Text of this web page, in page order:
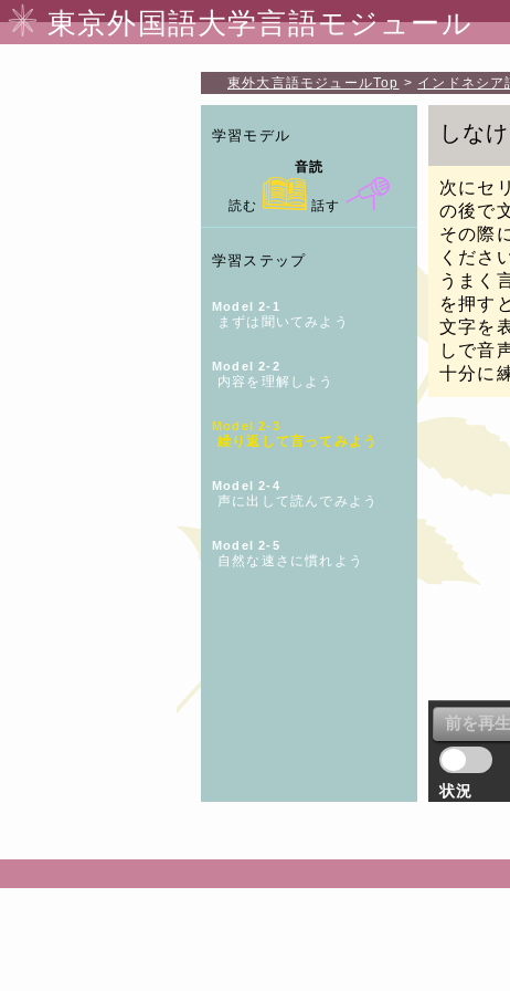
東京外国語大学言語モジュール
東外大言語モジュールTop インドネシア
学習モデル
音読
読む 話す
学習ステップ
Model 2-1
まずは聞いてみよう
Model 2-2
内容を理解しよう
Model 2-3
繰り返して言ってみよう
Model 2-4
声に出して読んでみよう
Model 2-5
自然な速さに慣れよう
しな
次にセ
の後で
その際
くださ
うまく
を押す
文字を
しで音
十分に
状況